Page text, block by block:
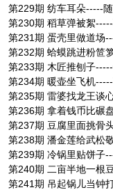
第229期 纺车耳朵-----
第230期 稻草弹被絮
第231期 蛋壳里做道场
第232期 蛤蟆跳进粉笸
第233期 木匠推刨子
第234期 暖壶坐飞机-----
第235期 雷婆找龙王谈
第236期 拿着钱币比碾
第237期 豆腐里面挑骨
第238期 潘金莲给武松
第239期 冷锅里贴饼子
第240期 二亩半地一根
第241期 吊起锅儿当钟